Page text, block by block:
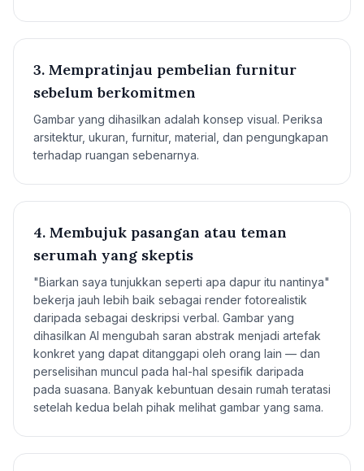
3. Mempratinjau pembelian furnitur
sebelum berkomitmen
Gambar yang dihasilkan adalah konsep visual. Periksa
arsitektur, ukuran, furnitur, material, dan pengungkapan
terhadap ruangan sebenarnya.
4. Membujuk pasangan atau teman
serumah yang skeptis
"Biarkan saya tunjukkan seperti apa dapur itu nantinya"
bekerja jauh lebih baik sebagai render fotorealistik
daripada sebagai deskripsi verbal. Gambar yang
dihasilkan AI mengubah saran abstrak menjadi artefak
konkret yang dapat ditanggapi oleh orang lain — dan
perselisihan muncul pada hal-hal spesifik daripada
pada suasana. Banyak kebuntuan desain rumah teratasi
setelah kedua belah pihak melihat gambar yang sama.